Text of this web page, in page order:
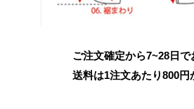
ご注文確定から7~28日で
送料は1注文あたり800円